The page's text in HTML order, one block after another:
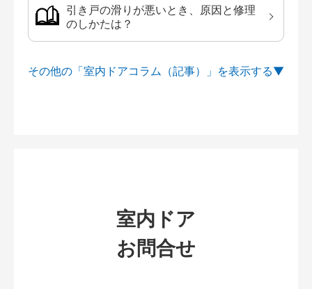
引き戸の滑りが悪いとき、原因と修理
のしかたは？
その他の「室内ドアコラム（記事）」を
室内ドア
お問合せ